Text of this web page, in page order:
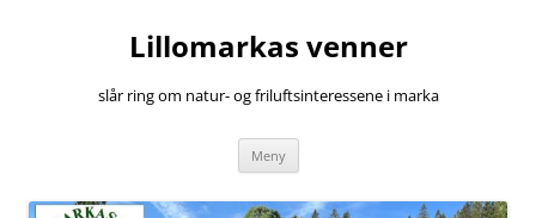
Lillomarkas venner
slår ring om natur- og friluftsinteressene i marka
Meny